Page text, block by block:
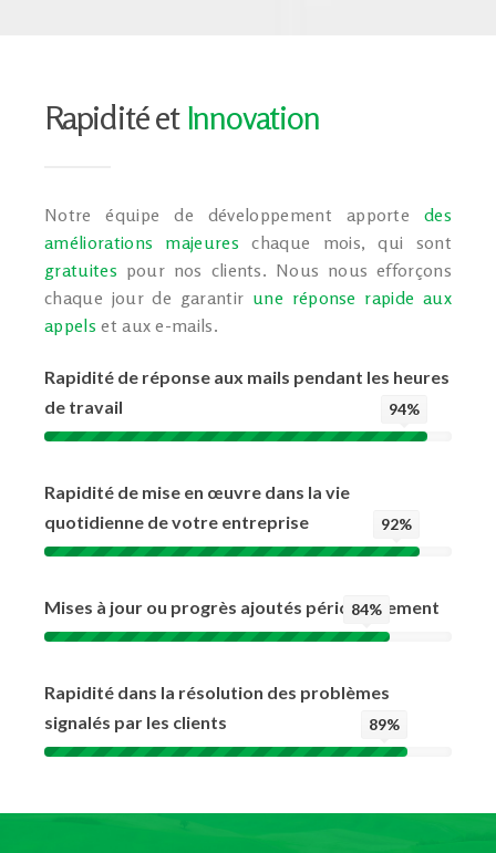
Rapidité etInnovation
Notre équipe de développement apportedes
améliorations majeures chaque mois, qui sont
gratuites pour nos clients. Nous nous efforçons
chaque jour de garantir une réponse rapide aux
appels et aux e-mails.
Rapidité de réponse aux mails pendant les heures
de travail
94%
Rapidité de mise en œuvre dans la vie
quotidienne de votre entreprise
92%
Mises à jour ou progrès ajoutés périodiquement
84%
Rapidité dans la résolution des problèmes
signalés par les clients
89%